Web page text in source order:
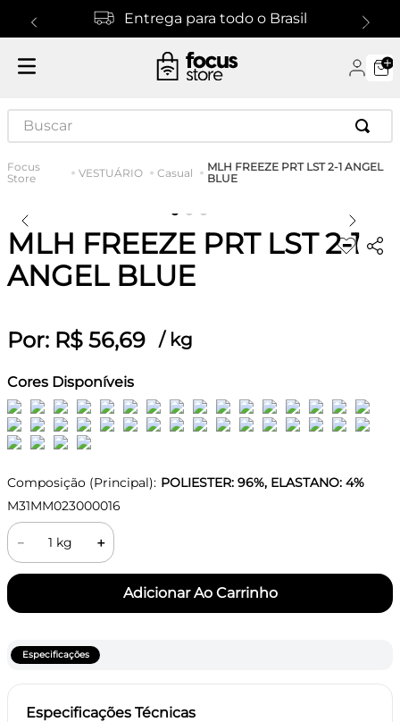
Entrega para todo o Brasil
Buscar
VESTUÁRIO Casual
MLH FREEZE PRT LST 2-1 ANGEL
BLUE
MLH FREEZE PRT LST 2-1
ANGEL BLUE
Por: R$ 56,69 / kg
Cores Disponíveis
Composição (Principal): POLIESTER: 96%, ELASTANO: 4%
M31MM023000016
＋
－
Especificações
Especificações Técnicas